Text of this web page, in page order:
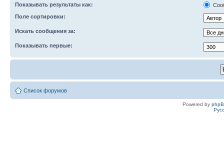
Показывать результаты как:
Поле сортировки:
Искать сообщения за:
Показывать первые:
Список форумов
Powered by